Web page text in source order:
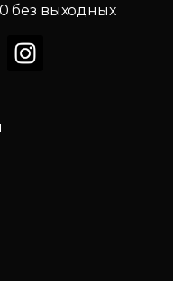
без выходных